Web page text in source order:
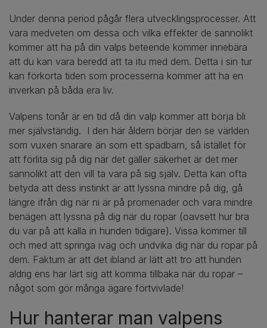
Under denna period pågår flera utvecklingsprocesser. Att
vara medveten om dessa och vilka effekter de sannolikt
kommer att ha på din valps beteende kommer innebära
att du kan vara beredd att ta itu med dem. Detta i sin tur
kan förkorta tiden som processerna kommer att ha en
inverkan på båda era liv.
Valpens tonår är en tid då din valp kommer att börja bli
mer självständig. I den här åldern börjar den se världen
som vuxen snarare än som ett spädbarn, så istället för
att förlita sig på dig när det gäller säkerhet är det mer
sannolikt att den vill ta vara på sig själv. Detta kan ofta
betyda att dess instinkt är att lyssna mindre på dig, gå
längre ifrån dig när ni är på promenader och vara mindre
benägen att lyssna på dig när du ropar (oavsett hur bra
du var på att kalla in hunden tidigare). Vissa kommer till
och med att springa iväg och undvika dig när du ropar på
dem. Faktum är att det ibland är lätt att tro att hunden
aldrig ens har lärt sig att komma tillbaka när du ropar –
något som gör många ägare förtvivlade!
Hur hanterar man valpens